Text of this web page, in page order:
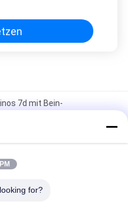
7d mit Bein-
7D mit
Spiel-7D mit dem
for?